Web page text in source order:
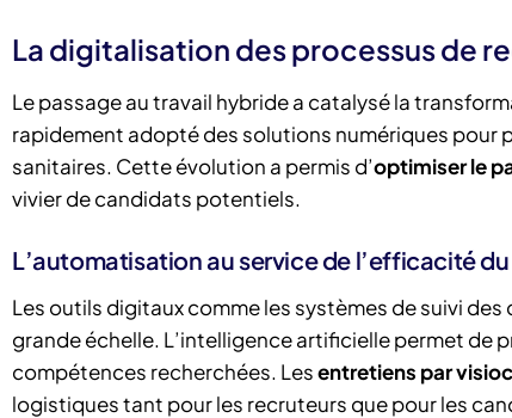
La digitalisation des processus de
Le passage au travail hybride a catalysé la
rapidement adopté des solutions numériques pour
sanitaires. Cette évolution a permis d’optimiser le
vivier de candidats potentiels.
L’automatisation au service de l’efficacité
Les outils digitaux comme les systèmes de suivi
grande échelle. L’intelligence artificielle permet de
compétences recherchées. Lesentretiens par
logistiques tant pour les recruteurs que pour les